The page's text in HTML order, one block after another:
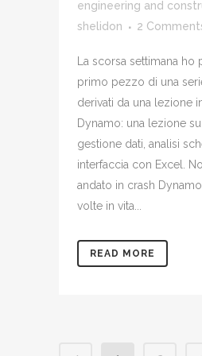
engineering and
shelidon
2
La scorsa settimana ho
primo pezzo di una
derivati da una lezione
Dynamo: una lezione
gestione dati, analisi
interfaccia con Excel.
andato in crash
volte in vita...
READ MORE